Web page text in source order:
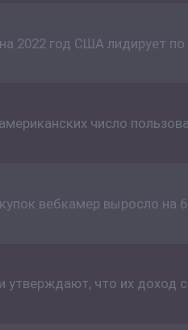
2022 год США лидирует
число
вебкамер выросло на
что их доход